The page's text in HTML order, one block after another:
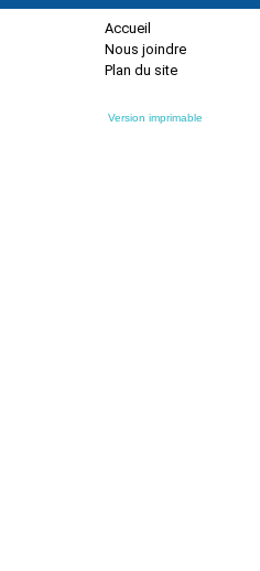
Accueil
Nous joindre
Plan du site
Version imprimable